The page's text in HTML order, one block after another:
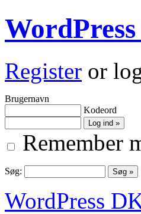
Register or
Brugernavn
Kodeord
Remember
Søg:
WordPress